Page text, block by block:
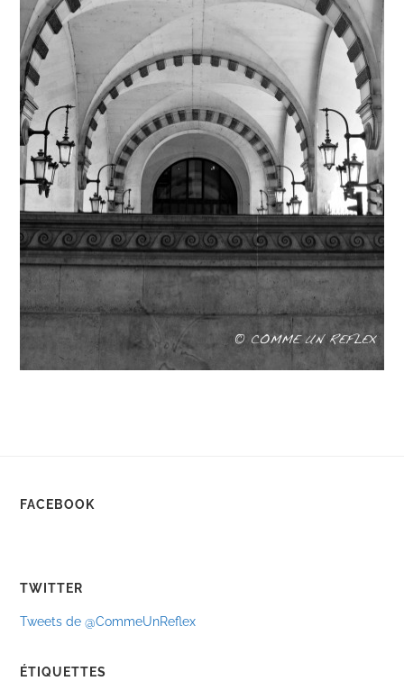
FACEBOOK
TWITTER
Tweets de @CommeUnReflex
ÉTIQUETTES